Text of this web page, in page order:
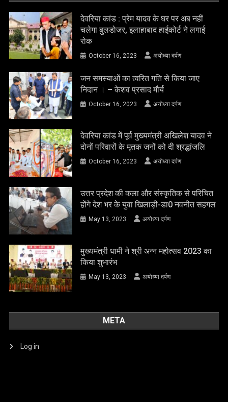
देवरिया कांड : प्रेम यादव के घर पर अब नहीं
चलेगा बुलडोजर, इलाहाबाद हाईकोर्ट ने लगाई
रोक
October 16, 2023 अयोध्या दर्पण
जन समस्याओं का त्वरित गति से किया जाए
निदान । – केशव प्रसाद मौर्य
October 16, 2023 अयोध्या दर्पण
देवरिया कांड में पूर्व मुख्यमंत्री अखिलेश यादव ने
दोनों परिवारों के मृतक जनों को दी श्रद्धांजलि
October 16, 2023 अयोध्या दर्पण
उत्तर प्रदेश की कला और संस्कृतिक से परिचित
होंगे देश भर के युवा खिलाड़ी-डा0 नवनीत सहगल
May 13, 2023 अयोध्या दर्पण
मुख्यमंत्री धामी ने श्री अन्न महोत्सव 2023 का
किया शुभारंभ
May 13, 2023 अयोध्या दर्पण
META
Log in